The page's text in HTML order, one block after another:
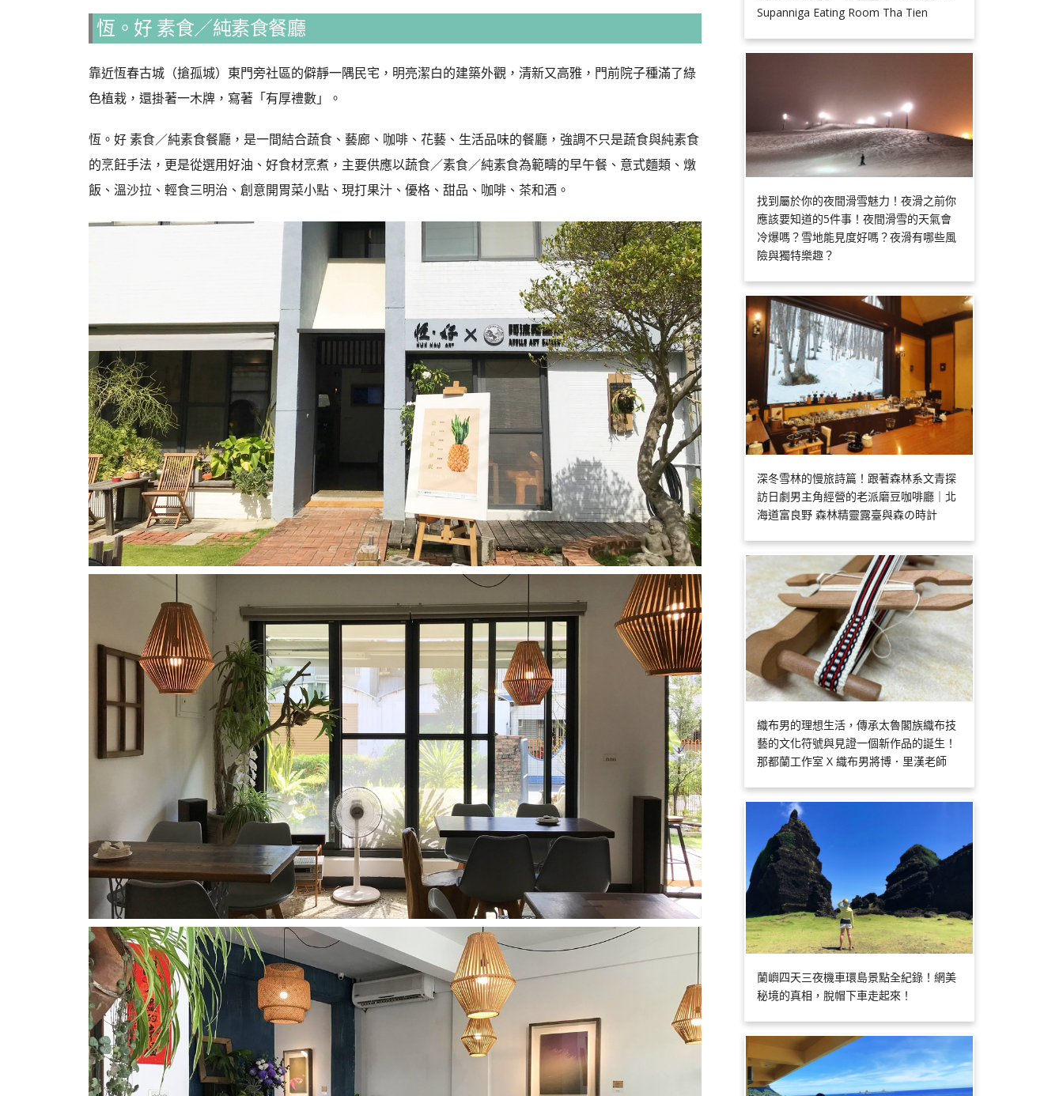
恆。好 素食／純素食餐廳
靠近恆春古城（搶孤城）東門旁社區的僻靜一隅民宅，明亮潔白的建築外觀，清新又高雅，門前院子種滿了綠
色植栽，還掛著一木牌，寫著「有厚禮數」。
恆。好 素食／純素食餐廳，是一間結合蔬食、藝廊、咖啡、花藝、生活品味的餐廳，強調不只是蔬食與純素食
的烹飪手法，更是從選用好油、好食材烹煮，主要供應以蔬食／素食／純素食為範疇的早午餐、意式麵類、燉
飯、溫沙拉、輕食三明治、創意開胃菜小點、現打果汁、優格、甜品、咖啡、茶和酒。
Supanniga Eating Room Tha Tien
找到屬於你的夜間滑雪魅力！夜滑之前你
應該要知道的5件事！夜間滑雪的天氣會
冷爆嗎？雪地能見度好嗎？夜滑有哪些風
險與獨特樂趣？
深冬雪林的慢旅詩篇！跟著森林系文青探
訪日劇男主角經營的老派磨豆咖啡廳｜北
海道富良野 森林精靈露臺與森の時計
織布男的理想生活，傳承太魯閣族織布技
藝的文化符號與見證一個新作品的誕生！
那都蘭工作室 X 織布男將博．里漢老師
蘭嶼四天三夜機車環島景點全紀錄！網美
秘境的真相，脫帽下車走起來！